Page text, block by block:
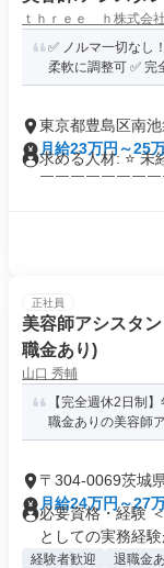
ｔｈｒｅｅ ｈ株式会社
✅ ノルマ一切なし
柔軟に調整可 ✅ 完
東京都豊島区南
月給23万円～25
求める人材: ⭐ 未
￣￣￣￣￣￣￣￣
正社員
美容師アシスタ
職金あり)
山口 秀輔
【完全週休2日制
職金ありの美容師
〒304-0069茨城
月給24万円～27
必要資格・経験
としての実務経験
経験者歓迎 退職金